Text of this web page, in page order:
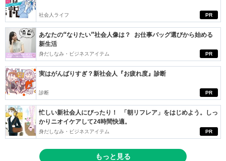
PR
社会人ライフ
PR
あなたの“なりたい”社会人像は？ お仕事バッグ選びから始める
新生活
身だしなみ・ビジネスアイテム
PR
実はがんばりすぎ？新社会人『お疲れ度』診断
診断
PR
忙しい新社会人にぴったり！ 「朝リフレア」をはじめよう。しっ
かりニオイケアして24時間快適。
身だしなみ・ビジネスアイテム
もっと見る